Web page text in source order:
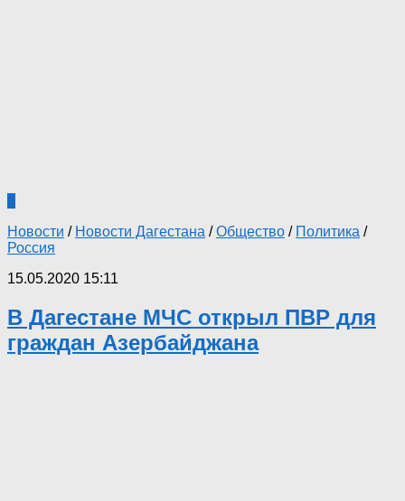
Новости / Новости Дагестана /Общество / Политика /
Россия
15.05.2020 15:11
В Дагестане МЧС открыл ПВР для
граждан Азербайджана